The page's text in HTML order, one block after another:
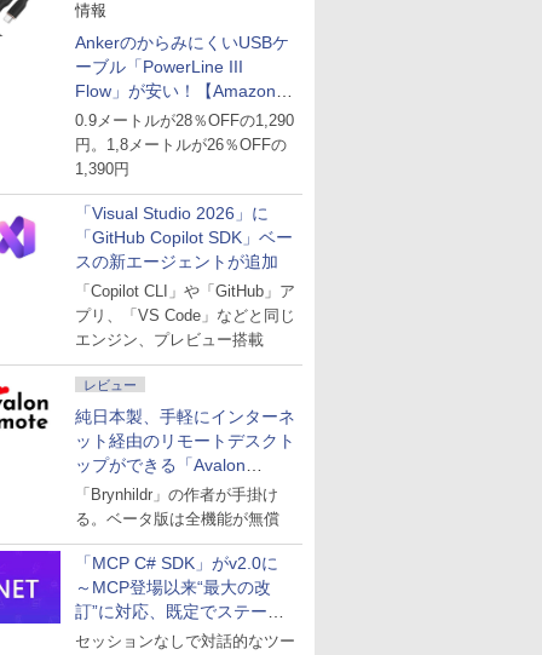
情報
AnkerのからみにくいUSBケ
ーブル「PowerLine III
Flow」が安い！【Amazon暮
らし応援サマーSale】
0.9メートルが28％OFFの1,290
円。1,8メートルが26％OFFの
1,390円
「Visual Studio 2026」に
「GitHub Copilot SDK」ベー
スの新エージェントが追加
「Copilot CLI」や「GitHub」ア
プリ、「VS Code」などと同じ
エンジン、プレビュー搭載
レビュー
純日本製、手軽にインターネ
ット経由のリモートデスクト
ップができる「Avalon
remote」
「Brynhildr」の作者が手掛け
る。ベータ版は全機能が無償
「MCP C# SDK」がv2.0に
～MCP登場以来“最大の改
訂”に対応、既定でステート
レスへ
セッションなしで対話的なツー